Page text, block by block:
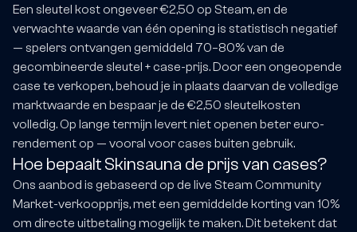
Een sleutel kost ongeveer €2,50 op Steam, en de
verwachte waarde van één opening is statistisch negatief
— spelers ontvangen gemiddeld 70–80% van de
gecombineerde sleutel + case-prijs. Door een ongeopende
case te verkopen, behoud je in plaats daarvan de volledige
marktwaarde en bespaar je de €2,50 sleutelkosten
volledig. Op lange termijn levert niet openen beter euro-
rendement op — vooral voor cases buiten gebruik.
Hoe bepaalt Skinsauna de prijs van cases?
Ons aanbod is gebaseerd op de live Steam Community
Market-verkoopprijs, met een gemiddelde korting van 10%
om directe uitbetaling mogelijk te maken. Dit betekent dat